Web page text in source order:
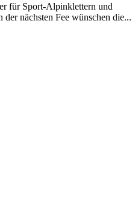
für Sport-Alpinklettern und
nächsten Fee wünschen die...